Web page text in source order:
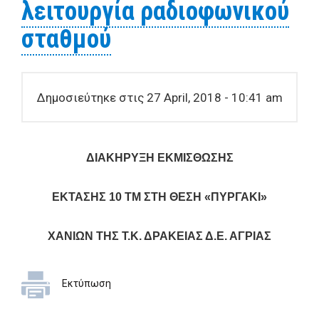
λειτουργία ραδιοφωνικού
σταθμού
Δημοσιεύτηκε στις 27 April, 2018 - 10:41 am
ΔΙΑΚΗΡΥΞΗ ΕΚΜΙΣΘΩΣΗΣ
ΕΚΤΑΣΗΣ 10 ΤΜ ΣΤΗ ΘΕΣΗ «ΠΥΡΓΑΚΙ»
ΧΑΝΙΩΝ ΤΗΣ Τ.Κ. ΔΡΑΚΕΙΑΣ Δ.Ε. ΑΓΡΙΑΣ
Εκτύπωση